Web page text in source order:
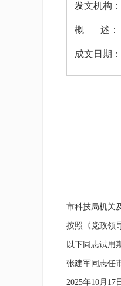
发文机构：
概 述：
成文日期：
市科技局机关
按照 《党政领
以下同志试用
张建军 同志任
2025年10月 17